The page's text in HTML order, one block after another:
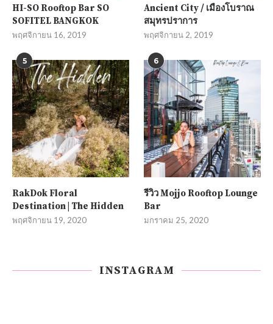
HI-SO Rooftop Bar SO
SOFITEL BANGKOK
พฤศจิกายน 16, 2019
Ancient City / เมืองโบราณ
สมุทรปราการ
พฤศจิกายน 2, 2019
5
RakDok Floral
Destination | The Hidden
พฤศจิกายน 19, 2020
6
รีวิว Mojjo Rooftop Lounge
Bar
มกราคม 25, 2020
INSTAGRAM